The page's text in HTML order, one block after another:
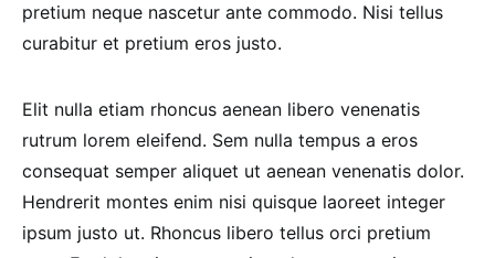
pretium neque nascetur ante commodo. Nisi tellus
curabitur et pretium eros justo.
Elit nulla etiam rhoncus aenean libero venenatis
rutrum lorem eleifend. Sem nulla tempus a eros
consequat semper aliquet ut aenean venenatis dolor.
Hendrerit montes enim nisi quisque laoreet integer
ipsum justo ut. Rhoncus libero tellus orci pretium